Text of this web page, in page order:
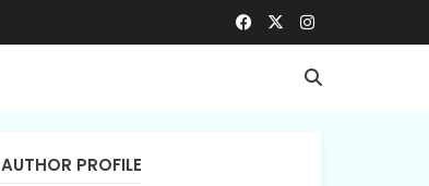
AUTHOR PROFILE